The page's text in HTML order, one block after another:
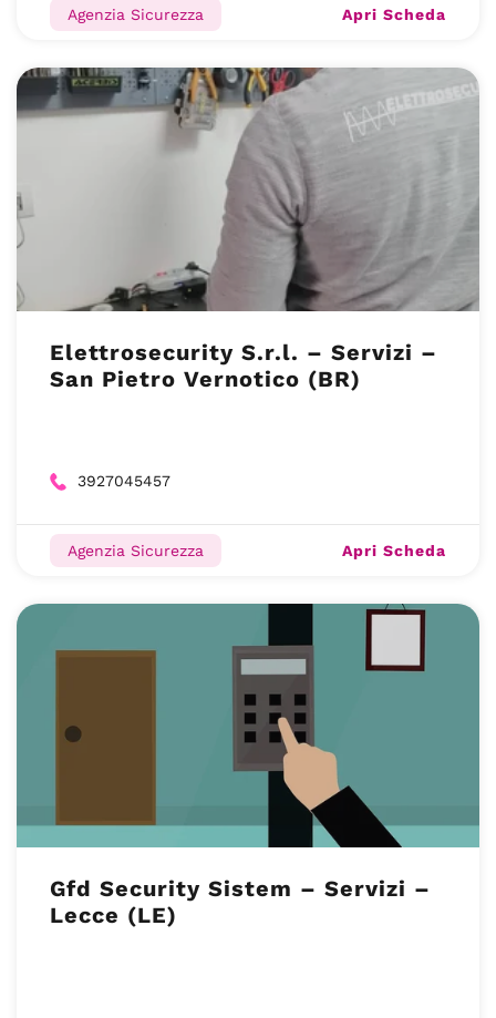
Agenzia Sicurezza Apri Scheda
Elettrosecurity S.r.l. – Servizi –
San Pietro Vernotico (BR)
3927045457
Agenzia Sicurezza Apri Scheda
Gfd Security Sistem – Servizi –
Lecce (LE)